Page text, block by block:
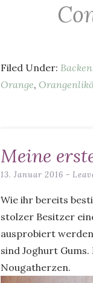
Filed Under: Backen
Orange,
Meine
13. Januar 2016
Wie ihr bereits
stolzer Besitzer
ausprobiert
sind Joghurt
Nougatherzen.